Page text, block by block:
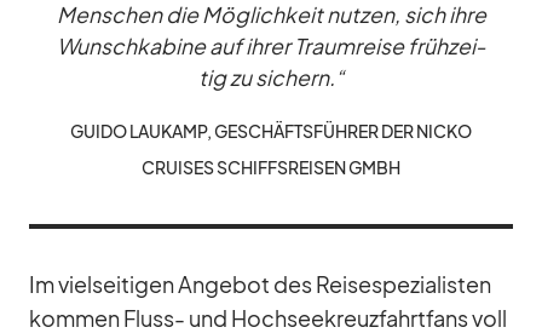
Men­schen die Mög­lich­keit nut­zen, sich ihre
Wunsch­ka­bine auf ih­rer Traum­reise früh­zei­
tig zu si­chern.“
GUIDO LAU­KAMP, GE­SCHÄFTS­FÜH­RER DER NICKO
CRUI­SES SCHIFFS­REI­SEN GMBH
Im viel­sei­ti­gen An­ge­bot des Rei­se­spe­zia­lis­ten
kom­men Fluss- und Hoch­see­kreuz­fahrt­fans voll